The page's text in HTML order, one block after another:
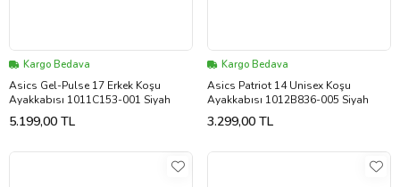
Kargo Bedava
Asics Gel-Pulse 17 Erkek Koşu
Ayakkabısı 1011C153-001 Siyah
5.199,00 TL
Kargo Bedava
Asics Patriot 14 Unisex Koşu
Ayakkabısı 1012B836-005 Siyah
3.299,00 TL